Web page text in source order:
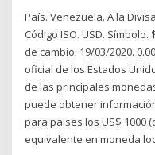
País. Venezuela. A la
Código ISO. USD.
de cambio. 19/03/2020.
oficial de los Estados
de las principales
puede obtener
para países los US$ 1000
equivalente en moneda